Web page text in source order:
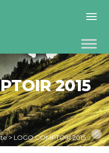
Toggle
2015
> LOGO COMPTOIR 2015 ©